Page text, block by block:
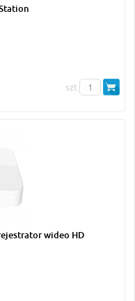
szt
wideo HD